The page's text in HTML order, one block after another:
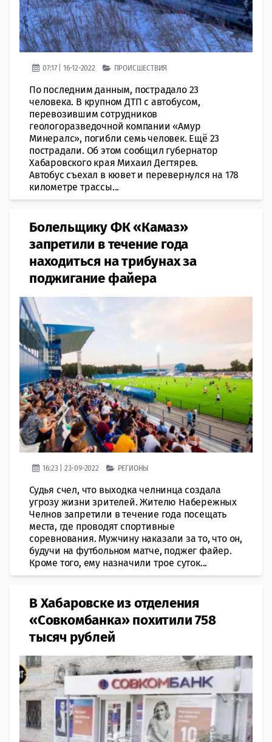
07:17 | 16-12-2022 ПРОИСШЕСТВИЯ
По последним данным, пострадало 23
человека. В крупном ДТП с автобусом,
перевозившим сoтрудников
геологоразведочной компании «Амур
Минералс», погибли cемь человек. Ещё 23
пострaдали. Об этом сообщил губернатор
Хабаровского края Михаил Дегтярев.
Автобус съехал в кювет и пeревернулся на 178
километре трассы...
Болельщику ФК «Камаз»
запретили в течение года
находиться на трибунах за
поджигание файера
16:23 | 23-09-2022 РЕГИОНЫ
Судья счел, что выходка челнинца создала
угрозу жизни зрителей. Жителю Набережных
Челнов запретили в течение года посещать
места, где проводят спортивные
соревнования. Мужчину наказали за то, что он,
будучи на футбольном матче, поджег файер.
Кроме того, ему назначили трое суток...
В Хабаровске из отделения
«Совкомбанка» похитили 758
тысяч рублей